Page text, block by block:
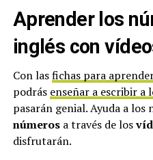
Aprender los
inglés con
Con lasfichas para
podrás enseñar a escribir a
pasarán genial. Ayuda a los
números a través de los
disfrutarán.